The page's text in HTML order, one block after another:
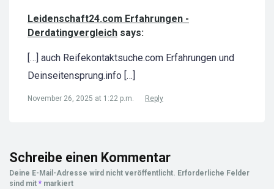
Leidenschaft24.com Erfahrungen -
Derdatingvergleich says:
[…] auch Reifekontaktsuche.com Erfahrungen und
Deinseitensprung.info […]
November 26, 2025 at 1:22 p.m. Reply
Schreibe einen Kommentar
Deine E-Mail-Adresse wird nicht veröffentlicht. Erforderliche Felder
sind mit * markiert